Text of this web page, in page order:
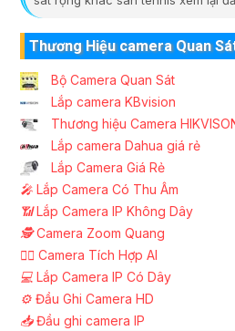
Thương Hiệu camera Quan
Bộ Camera Quan Sát
Lắp camera KBvision
Thương hiệu Camera
Lắp camera Dahua giá rẻ
Lắp Camera Giá Rẻ
️🎤️ Lắp Camera Có Thu Âm
📶Lắp Camera IP Không Dây
🕵️Camera Zoom Quang
🧛‍♀️ Camera Tích Hợp AI
💻 Lắp Camera IP Có Dây
⚙️ Đầu Ghi Camera HD
📥Đầu ghi camera IP